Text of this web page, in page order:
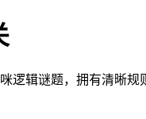
逻辑谜题，拥有清晰规